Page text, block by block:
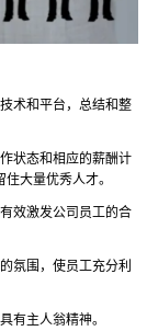
术和平台，总结和整
状态和相应的薪酬计
大量优秀人才。
效激发公司员工的合
氛围，使员工充分利
有主人翁精神。